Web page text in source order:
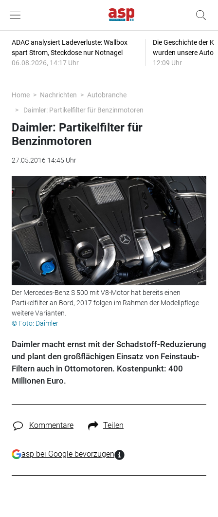
ADAC analysiert Ladeverluste: Wallbox
spart Strom, Steckdose nur Notnagel
06.08.2026, 14:17 Uhr
Die Geschichte der
wurden unsere
12:09 Uhr
Home Nachrichten
Autobranche
Daimler: Partikelfilter für Benzinmotoren
Daimler: Partikelfilter für
Benzinmotoren
27.05.2016 14:45 Uhr
Der Mercedes-Benz S 500 mit V8-Motor hat bereits einen
Partikelfilter an Bord, 2017 folgen im Rahmen der Modellpflege
weitere Varianten.
© Foto: Daimler
Daimler macht ernst mit der Schadstoff-Reduzierung
und plant den großflächigen Einsatz von Feinstaub-
Filtern auch in Ottomotoren. Kostenpunkt: 400
Millionen Euro.
Kommentare Teilen
asp bei Google bevorzugen